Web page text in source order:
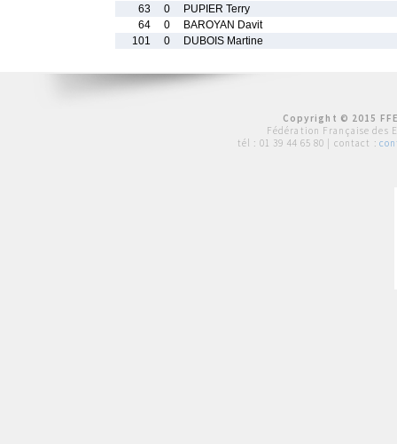
63
0
PUPIER Terry
64
0
BAROYAN Davit
101
0 DUBOIS Martine
Copyright © 2015
Fédération Française des
tél : 01 39 44 65 80 | contact :